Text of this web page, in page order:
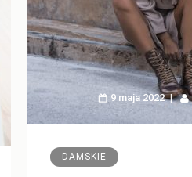
9 maja 2022
DAMSKIE